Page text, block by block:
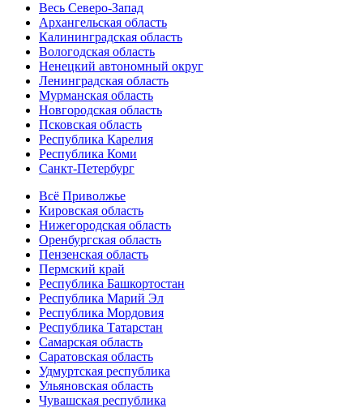
Весь Северо-Запад
Архангельская область
Калининградская область
Вологодская область
Ненецкий автономный округ
Ленинградская область
Мурманская область
Новгородская область
Псковская область
Республика Карелия
Республика Коми
Санкт-Петербург
Всё Приволжье
Кировская область
Нижегородская область
Оренбургская область
Пензенская область
Пермский край
Республика Башкортостан
Республика Марий Эл
Республика Мордовия
Республика Татарстан
Самарская область
Саратовская область
Удмуртская республика
Ульяновская область
Чувашская республика